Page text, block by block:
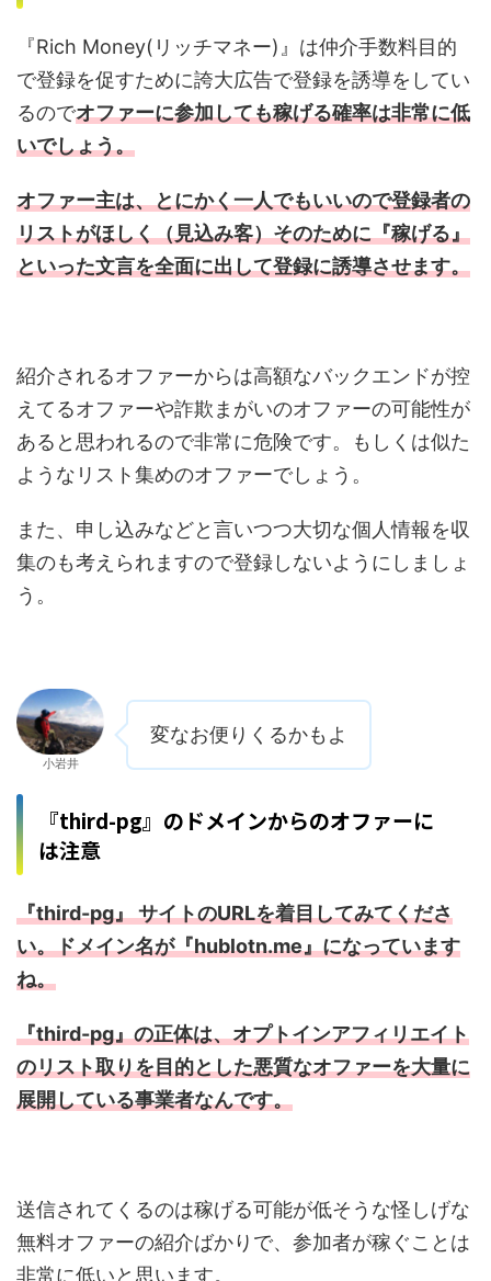
『Rich Money(リッチマネー)』は仲介手数料目的
で登録を促すために誇大広告で登録を誘導をしてい
るのでオファーに参加しても稼げる確率は非常に低
いでしょう。
オファー主は、とにかく一人でもいいので登録者の
リストがほしく（見込み客）そのために『稼げる』
といった文言を全面に出して登録に誘導させます。
紹介されるオファーからは高額なバックエンドが控
えてるオファーや詐欺まがいのオファーの可能性が
あると思われるので非常に危険です。もしくは似た
ようなリスト集めのオファーでしょう。
また、申し込みなどと言いつつ大切な個人情報を収
集のも考えられますので登録しないようにしましょ
う。
小岩井
変なお便りくるかもよ
『third-pg』のドメインからのオファーに
は注意
『third-pg』 サイトのURLを着目してみてくださ
い。ドメイン名が『hublotn.me』になっています
ね。
『third-pg』の正体は、オプトインアフィリエイト
のリスト取りを目的とした悪質なオファーを大量に
展開している事業者なんです。
送信されてくるのは稼げる可能が低そうな怪しげな
無料オファーの紹介ばかりで、参加者が稼ぐことは
非常に低いと思います。